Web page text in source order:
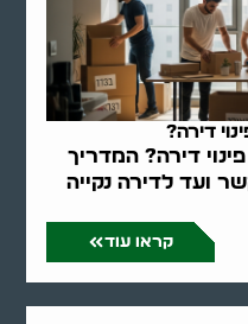
דירה?
דירה? המדריך
ועד לדירה נקייה
קראו עוד